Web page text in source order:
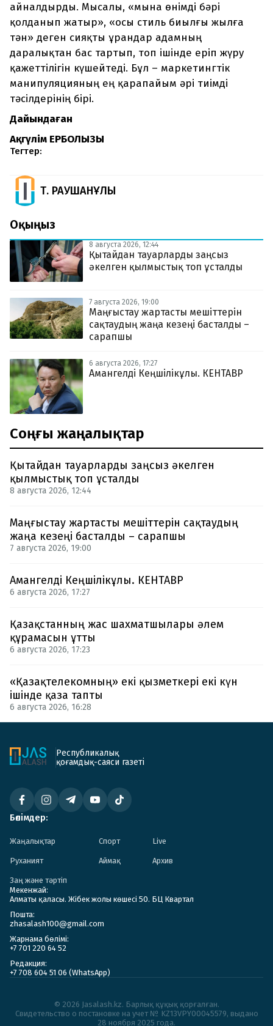
айналдырды. Мысалы, «мына өнімді бәрі
қолданып жатыр», «осы стиль биылғы жылға
тән» деген сияқты ұрандар адамның
даралықтан бас тартып, топ ішінде еріп жүру
қажеттілігін күшейтеді. Бұл – маркетингтік
манипуляцияның ең қарапайым әрі тиімді
тәсілдерінің бірі.
Дайындаған
Ақгүлім ЕРБОЛҚЫЗЫ
Тегтер:
Т. РАУШАНҰЛЫ
Оқыңыз
8 августа 2026, 12:44
Қытайдан тауарларды заңсыз
әкелген қылмыстық топ ұсталды
7 августа 2026, 19:00
Маңғыстау жартасты мешіттерін
сақтаудың жаңа кезеңі басталды –
сарапшы
6 августа 2026, 17:27
Амангелді Кеңшілікұлы. КЕНТАВР
Соңғы жаңалықтар
Қытайдан тауарларды заңсыз әкелген
қылмыстық топ ұсталды
8 августа 2026, 12:44
Маңғыстау жартасты мешіттерін сақтаудың
жаңа кезеңі басталды – сарапшы
7 августа 2026, 19:00
Амангелді Кеңшілікұлы. КЕНТАВР
6 августа 2026, 17:27
Қазақстанның жас шахматшылары әлем
құрамасын ұтты
6 августа 2026, 17:23
«Қазақтелекомның» екі қызметкері екі күн
ішінде қаза тапты
6 августа 2026, 16:28
Республикалық
қоғамдық-саяси газеті
Бөлімдер:
Жаңалықтар Спорт Live
Руханият Аймақ Архив
Заң және тәртіп
Мекенжай:
Алматы қаласы. Жібек жолы көшесі 50. БЦ Квартал
Пошта:
zhasalash100@gmail.com
Жарнама бөлімі:
+7 701 220 64 52
Редакция:
+7 708 604 51 06 (WhatsApp)
© 2026 Jasalash.kz. Барлық құқық қорғалған.
Cвидетельство о постановке на учет № KZ13VPY00045579, выдано
28 ноября 2025 года.